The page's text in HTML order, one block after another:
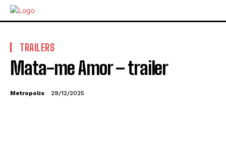
TRAILERS
Mata-me Amor – trailer
Metropolis 29/12/2025